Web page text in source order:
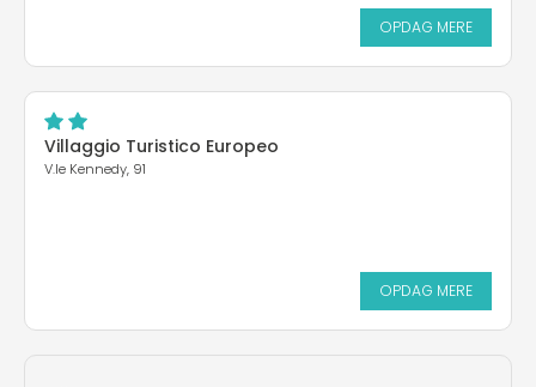
OPDAG MERE
Villaggio Turistico Europeo
V.le Kennedy, 91
OPDAG MERE